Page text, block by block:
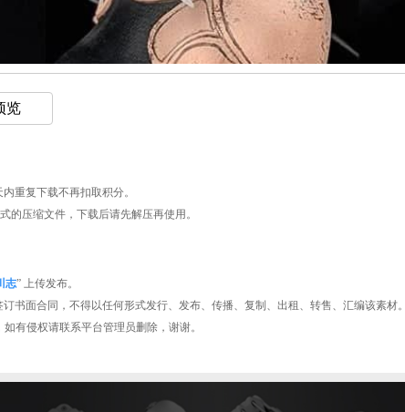
览
重复下载不再扣取积分。
的压缩文件，下载后请先解压再使用。
志” 上传发布。
书面合同，不得以任何形式发行、发布、传播、复制、出租、转售、汇编该素材
有侵权请联系平台管理员删除，谢谢。